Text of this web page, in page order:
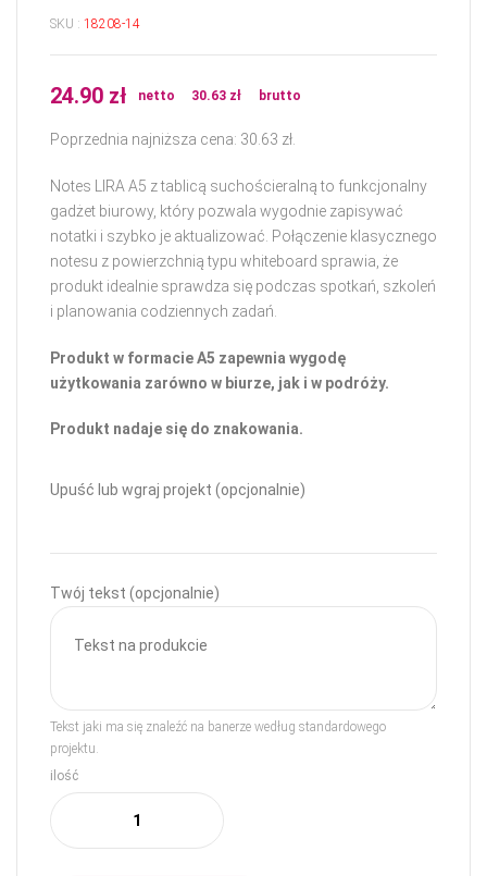
SKU : 18208-14
24.90 zł netto 30.63 zł brutto
Poprzednia najniższa cena: 30.63 zł
Notes LIRA A5 z tablicą suchościeralną to funkcjonalny
gadżet biurowy, który pozwala wygodnie zapisywać
notatki i szybko je aktualizować. Połączenie klasycznego
notesu z powierzchnią typu whiteboard sprawia, że
produkt idealnie sprawdza się podczas spotkań, szkoleń
i planowania codziennych zadań.
Produkt w formacie A5 zapewnia wygodę
użytkowania zarówno w biurze, jak i w podróży.
Produkt nadaje się do znakowania.
Upuść lub wgraj projekt (opcjonalnie)
Twój tekst (opcjonalnie)
Tekst jaki ma się znaleźć na banerze według standardowego
projektu.
ilość